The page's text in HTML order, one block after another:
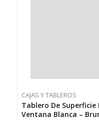
CAJAS Y TABLEROS
Tablero De Superficie
Ventana Blanca –